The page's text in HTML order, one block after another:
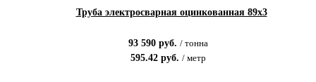
Труба электросварная оцинкованная 89х3
93 590руб. / тонна
595.42руб. / метр